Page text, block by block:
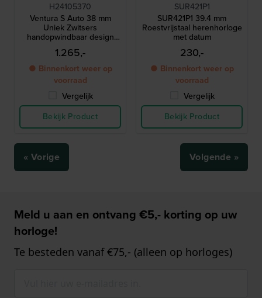
H24105370
Ventura S Auto 38 mm
Uniek Zwitsers
handopwindbaar design
horloge
1.265,-
● Binnenkort weer op
voorraad
Vergelijk
Bekijk Product
SUR421P1
SUR421P1 39.4 mm
Roestvrijstaal herenhorloge
met datum
230,-
● Binnenkort weer op
voorraad
Vergelijk
Bekijk Product
« Vorige Volgende »
Meld u aan en ontvang €5,- korting op uw
horloge!
Te besteden vanaf €75,- (alleen op horloges)